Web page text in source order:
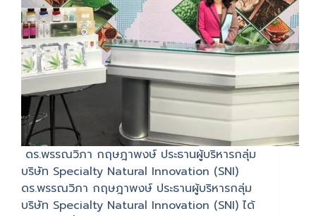
ดร.พรรณวิภา กฤษฎาพงษ์ ประธานผู้บริหารกลุ่ม
บริษัท Specialty Natural Innovation (SNI)
ดร.พรรณวิภา กฤษฎาพงษ์ ประธานผู้บริหารกลุ่ม
บริษัท Specialty Natural Innovation (SNI) ได้